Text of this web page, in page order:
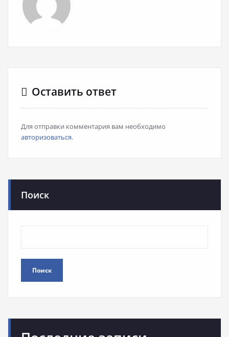
Оставить ответ
Для отправки комментария вам необходимо
авторизоваться.
Поиск
Поиск